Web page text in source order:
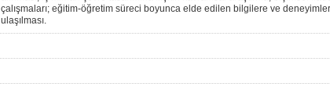
çalışmaları; eğitim-öğretim süreci boyunca elde edilen bilgilere ve
ulaşılması.